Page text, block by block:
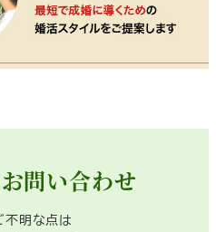
問い合わせ
不明な点は